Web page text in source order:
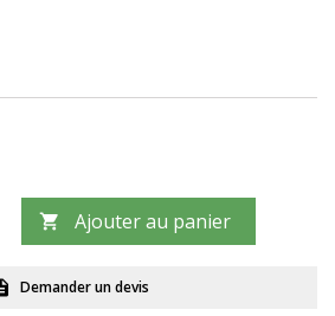
 Ajouter au panier
Demander un devis